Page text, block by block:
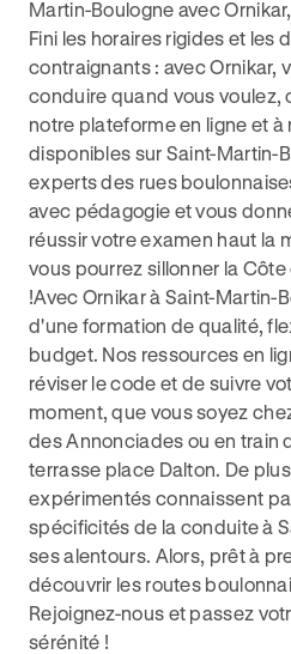
Martin-Boulogne avec
Fini les horaires rigides et les
contraignants : avec Ornikar,
conduire quand vous voulez,
notre plateforme en ligne et à
disponibles sur Saint-Martin-
experts des rues
avec pédagogie et vous
réussir votre examen haut la
vous pourrez sillonner la
!Avec Ornikar à Saint-Martin-
d'une formation de qualité,
budget. Nos ressources en
réviser le code et de suivre
moment, que vous soyez
des Annonciades ou en train
terrasse place Dalton. De
expérimentés connaissent
spécificités de la conduite à
ses alentours. Alors, prêt à
découvrir les routes
Rejoignez-nous et passez
sérénité !